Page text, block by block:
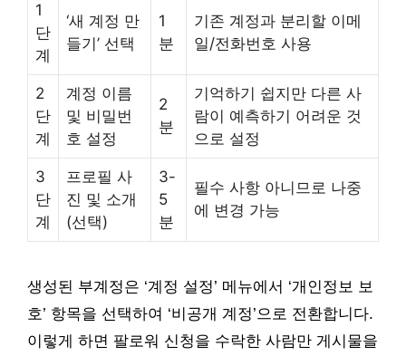
1
단
계
‘새 계정 만
들기’ 선택
1
분
기존 계정과 분리할 이메
일/전화번호 사용
2
단
계
계정 이름
및 비밀번
호 설정
2
분
기억하기 쉽지만 다른 사
람이 예측하기 어려운 것
으로 설정
3
단
계
프로필 사
진 및 소개
(선택)
3-
5
분
필수 사항 아니므로 나중
에 변경 가능
생성된 부계정은 ‘계정 설정’ 메뉴에서 ‘개인정보 보
호’ 항목을 선택하여 ‘비공개 계정’으로 전환합니다.
이렇게 하면 팔로워 신청을 수락한 사람만 게시물을